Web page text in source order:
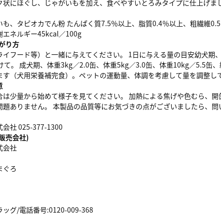
状にほぐし、じゃがいもを加え、食べやすいとろみタイプに仕上げま
も、タピオカでん粉 たんぱく質7.5％以上、脂質0.4％以上、粗繊維
エネルギー45kcal／100g
り方
イフード等）と一緒に与えてください。 1日に与える量の目安幼犬
て。 成犬期、体重3kg／2.0缶、体重5kg／3.0缶、体重10kg／5.5缶
す（犬用栄養補完食）。ペットの運動量、体調を考慮して量を調整し
は少量から始めて様子を見てください。 加熱による焦げや色むら、
題ありません。 本製品の品質等にお気づきの点がございましたら、
会社 025-377-1300
売会社)
会社
ぐろ
ッグ/電話番号:0120-009-368